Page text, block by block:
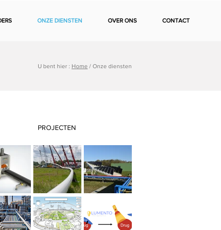
ONZE DIENSTEN OVER ONS CONTACT
U bent hier : Home / Onze diensten
PROJECTEN